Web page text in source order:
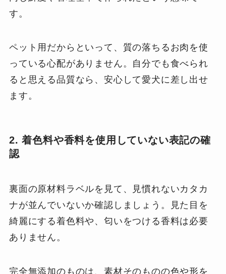
す。
ペット用だからといって、質の落ちるお肉を使
っている心配がありません。自分でも食べられ
ると思える品質なら、安心して愛犬に差し出せ
ます。
2. 着色料や香料を使用していない表記の確
認
裏面の原材料ラベルを見て、見慣れないカタカ
ナが並んでいないか確認しましょう。見た目を
綺麗にする着色料や、匂いをつける香料は必要
ありません。
完全無添加のものは、素材そのものの色や形を